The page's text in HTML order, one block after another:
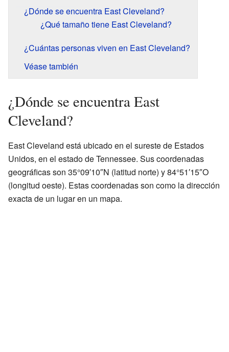
¿Dónde se encuentra East Cleveland?
¿Qué tamaño tiene East Cleveland?
¿Cuántas personas viven en East Cleveland?
Véase también
¿Dónde se encuentra East
Cleveland?
East Cleveland está ubicado en el sureste de Estados
Unidos, en el estado de Tennessee. Sus coordenadas
geográficas son 35°09′10″N (latitud norte) y 84°51′15″O
(longitud oeste). Estas coordenadas son como la dirección
exacta de un lugar en un mapa.